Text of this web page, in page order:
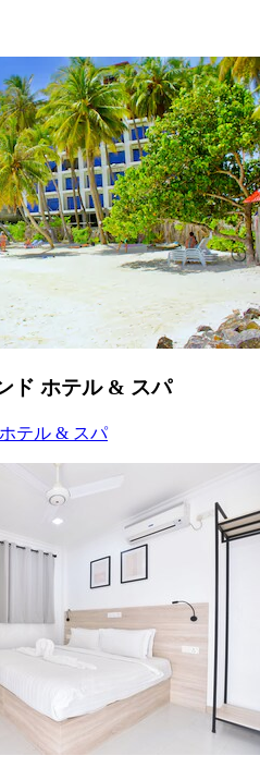
ド ホテル & スパ
テル & スパ